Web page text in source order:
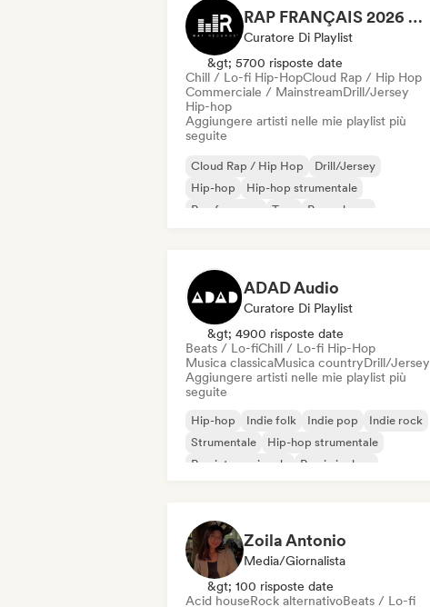
RAP FRANÇAIS 2026 🔥🇫🇷 (Way Records)
Curatore Di Playlist
&gt; 5700 risposte date
Chill / Lo-fi Hip-HopCloud Rap / Hip Hop
Commerciale / MainstreamDrill/Jersey
Hip-hop
Aggiungere artisti nelle mie playlist più
seguite
Cloud Rap / Hip Hop
Drill/Jersey
Hip-hop
Hip-hop strumentale
Rap francese
Trap
Pop urbano
ADAD Audio
Curatore Di Playlist
&gt; 4900 risposte date
Beats / Lo-fiChill / Lo-fi Hip-Hop
Musica classicaMusica countryDrill/Jersey
Aggiungere artisti nelle mie playlist più
seguite
Hip-hop Indie folk Indie pop
Indie rock
Strumentale
Hip-hop strumentale
Rap internazionale
Rap in inglese
Zoila Antonio
Media/Giornalista
&gt; 100 risposte date
Acid houseRock alternativoBeats / Lo-fi